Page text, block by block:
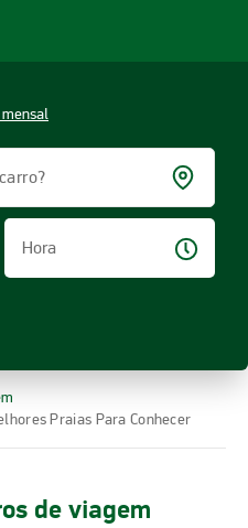
LOCALIZA
Hora
Praias Para Conhecer
de viagem